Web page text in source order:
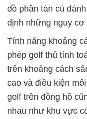
đồ phân tán cú
định những nguy
Tính năng khoảng
phép golf thủ tính
trên khoảng cách
cao và điều kiện
golf trên đồng hồ
nhau như khu vực